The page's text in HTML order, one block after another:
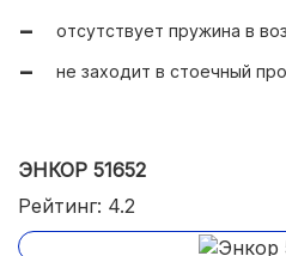
отсутствует пружина в
не заходит в стоечный
ЭНКОР 51652
Рейтинг: 4.2